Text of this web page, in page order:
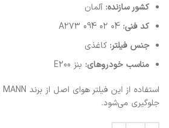
کشور سازنده: آلمان
کد فنی: A273 094 02 04
جنس فیلتر: کاغذی
مناسب خودروهای: بنز E200
جلوگیری می‌شود.